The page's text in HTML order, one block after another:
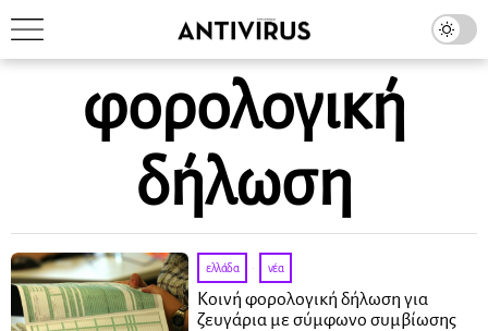
φορολογική
δήλωση
ελλάδα · νέα
Κοινή φορολογική δήλωση για
ζευγάρια με σύμφωνο συμβίωσης